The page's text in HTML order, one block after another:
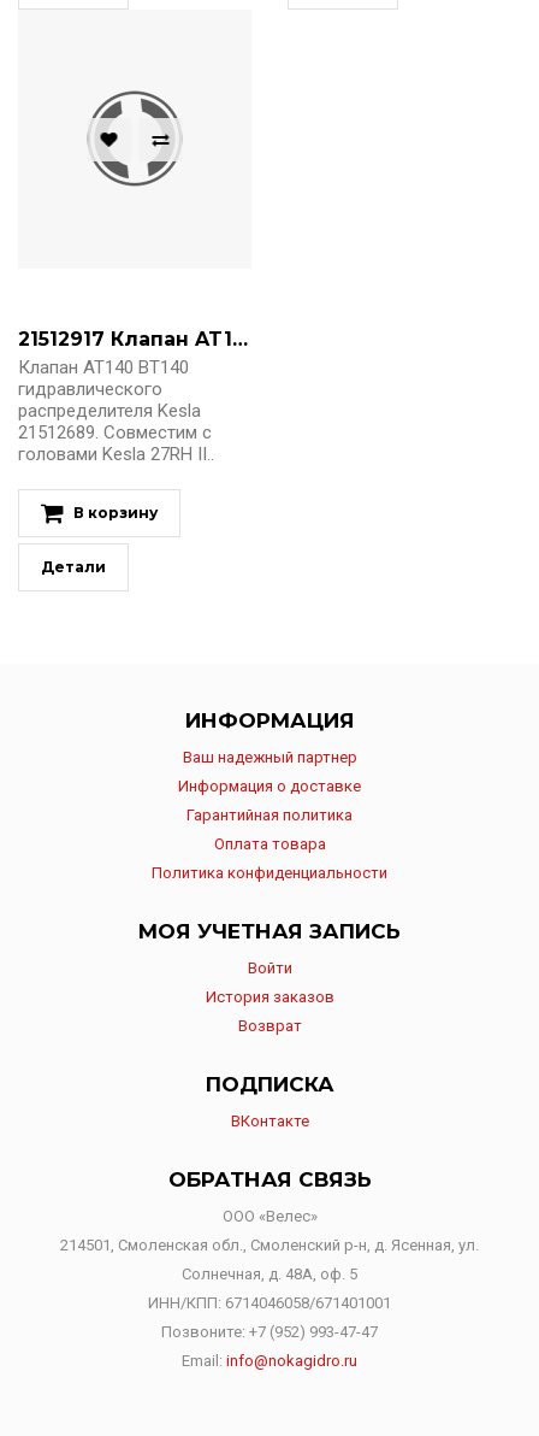
21512917 Клапан AT140 BT140
Клапан AT140 BT140
гидравлического
распределителя Kesla
21512689. Совместим с
головами Kesla 27RH II..
В корзину
Детали
ИНФОРМАЦИЯ
Ваш надежный партнер
Информация о доставке
Гарантийная политика
Оплата товара
Политика конфиденциальности
МОЯ УЧЕТНАЯ ЗАПИСЬ
Войти
История заказов
Возврат
ПОДПИСКА
ВКонтакте
ОБРАТНАЯ СВЯЗЬ
ООО «Велес»
214501, Смоленская обл., Смоленский р-н, д. Ясенная, ул.
Солнечная, д. 48А, оф. 5
ИНН/КПП: 6714046058/671401001
Позвоните: +7 (952) 993-47-47
Email: info@nokagidro.ru